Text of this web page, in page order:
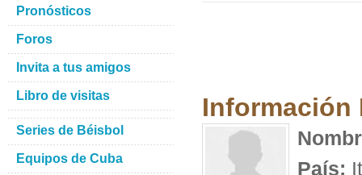
Información
País:
Pronósticos
Foros
Invita a tus amigos
Libro de visitas
Series de Béisbol
Equipos de Cuba